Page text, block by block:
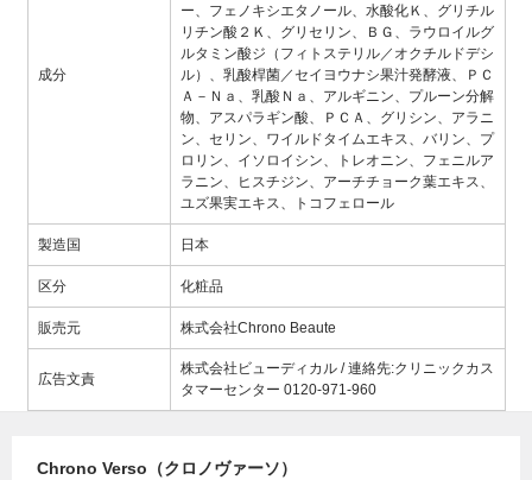
成分
ー、フェノキシエタノール、水酸化Ｋ、グリチル
リチン酸２Ｋ、グリセリン、ＢＧ、ラウロイルグ
ルタミン酸ジ（フィトステリル／オクチルドデシ
ル）、乳酸桿菌／セイヨウナシ果汁発酵液、ＰＣ
Ａ－Ｎａ、乳酸Ｎａ、アルギニン、プルーン分解
物、アスパラギン酸、ＰＣＡ、グリシン、アラニ
ン、セリン、ワイルドタイムエキス、バリン、プ
ロリン、イソロイシン、トレオニン、フェニルア
ラニン、ヒスチジン、アーチチョーク葉エキス、
ユズ果実エキス、トコフェロール
製造国 日本
区分 化粧品
販売元 株式会社Chrono Beaute
広告文責
株式会社ビューディカル / 連絡先:クリニックカス
タマーセンター 0120-971-960
Chrono Verso（クロノヴァーソ）